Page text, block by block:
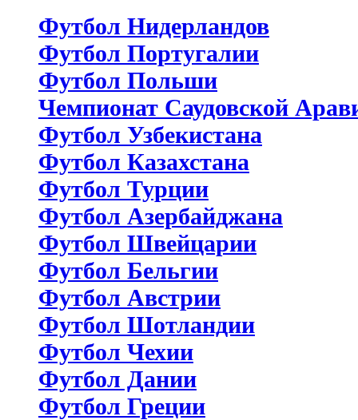
Футбол Нидерландов
Футбол Португалии
Футбол Польши
Чемпионат Саудовской
Футбол Узбекистана
Футбол Казахстана
Футбол Турции
Футбол Азербайджана
Футбол Швейцарии
Футбол Бельгии
Футбол Австрии
Футбол Шотландии
Футбол Чехии
Футбол Дании
Футбол Греции